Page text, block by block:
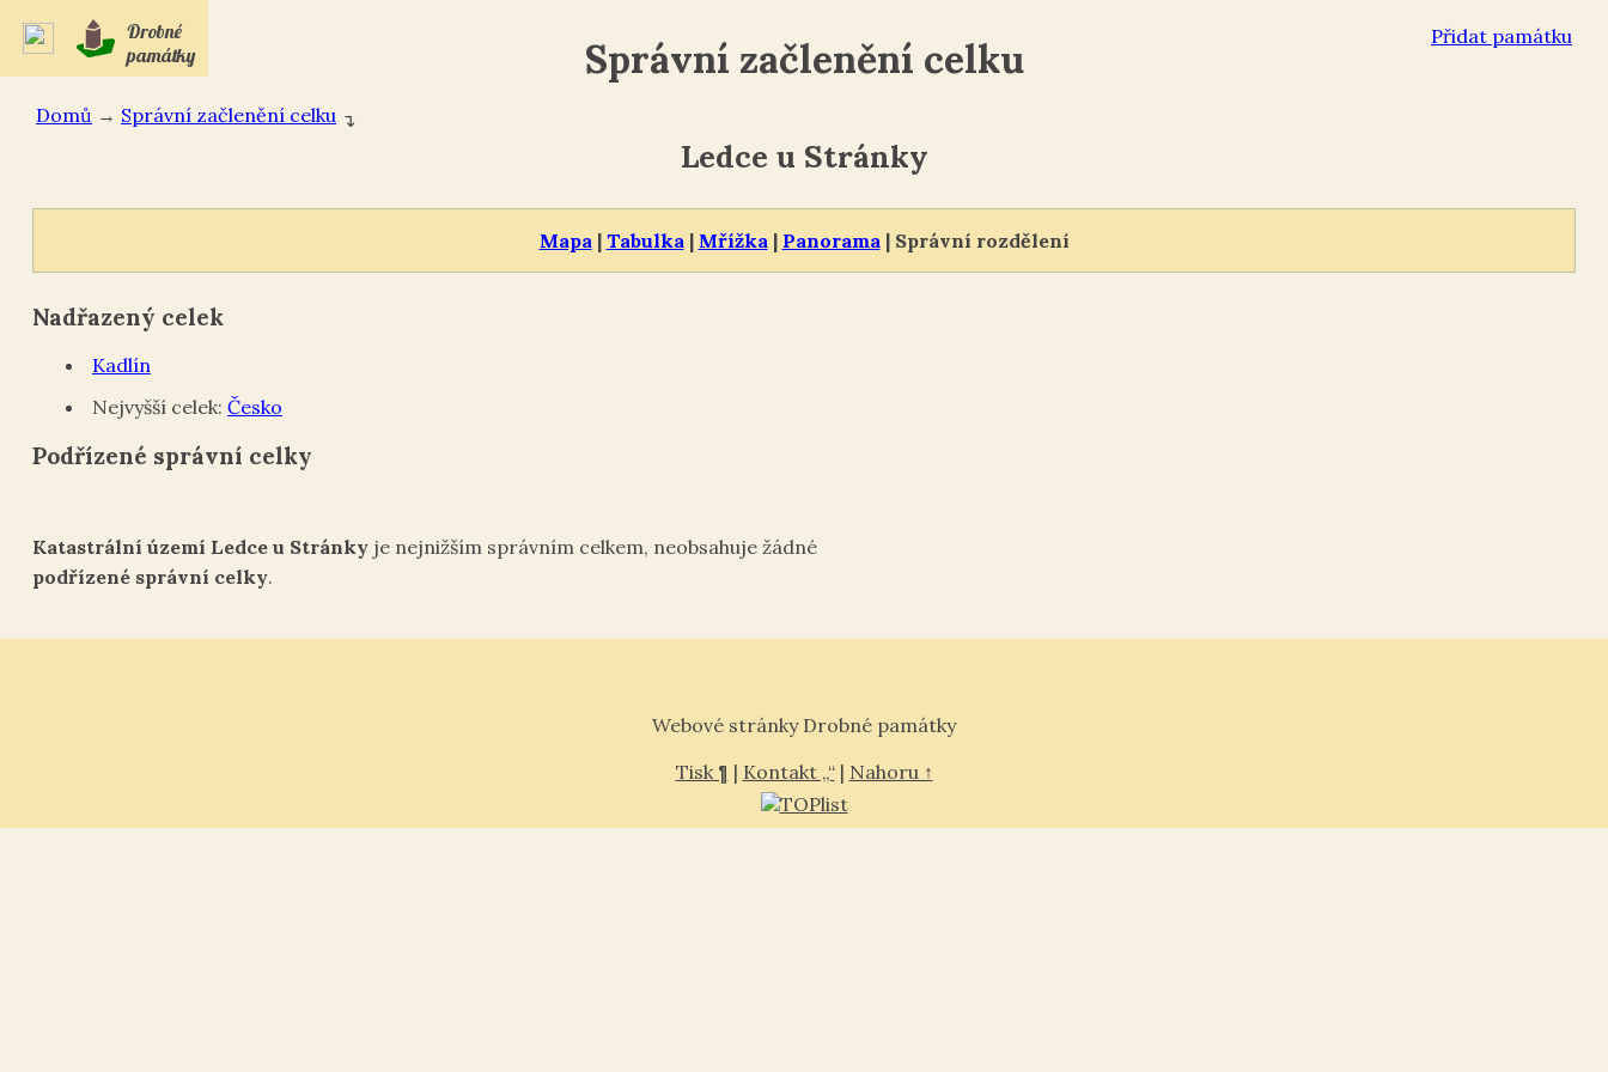
Přidat památku
Drobné
památky
Správní začlenění celku
Domů → Správní začlenění celku ↴
Mapa | Tabulka | Mřížka | Panorama | Správní rozdělení
Ledce u Stránky
Nadřazený celek
Kadlín
Nejvyšší celek: Česko
Podřízené správní celky
Katastrální území Ledce u Stránkyje nejnižším správním celkem, neobsahuje žádné
podřízené správní celky.
Webové stránky Drobné památky
Tisk ¶ | Kontakt „“| Nahoru ↑